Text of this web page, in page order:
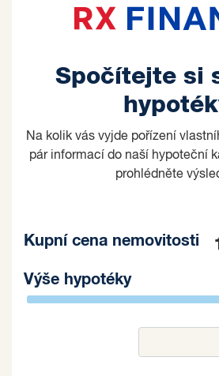
Spočítejte si
Na kolik vás vyjde pořízení
pár informací do naší hypoteční
prohlédněte
Kupní cena nemovitosti
Výše hypotéky